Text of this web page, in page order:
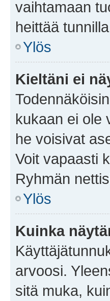
vaihtamaan
heittää
Ylös
Kieltäni ei
kukaan ei ole
he voisivat
Voit vapaasti
Ryhmän
Ylös
Kuinka
arvoosi.
sitä muka,